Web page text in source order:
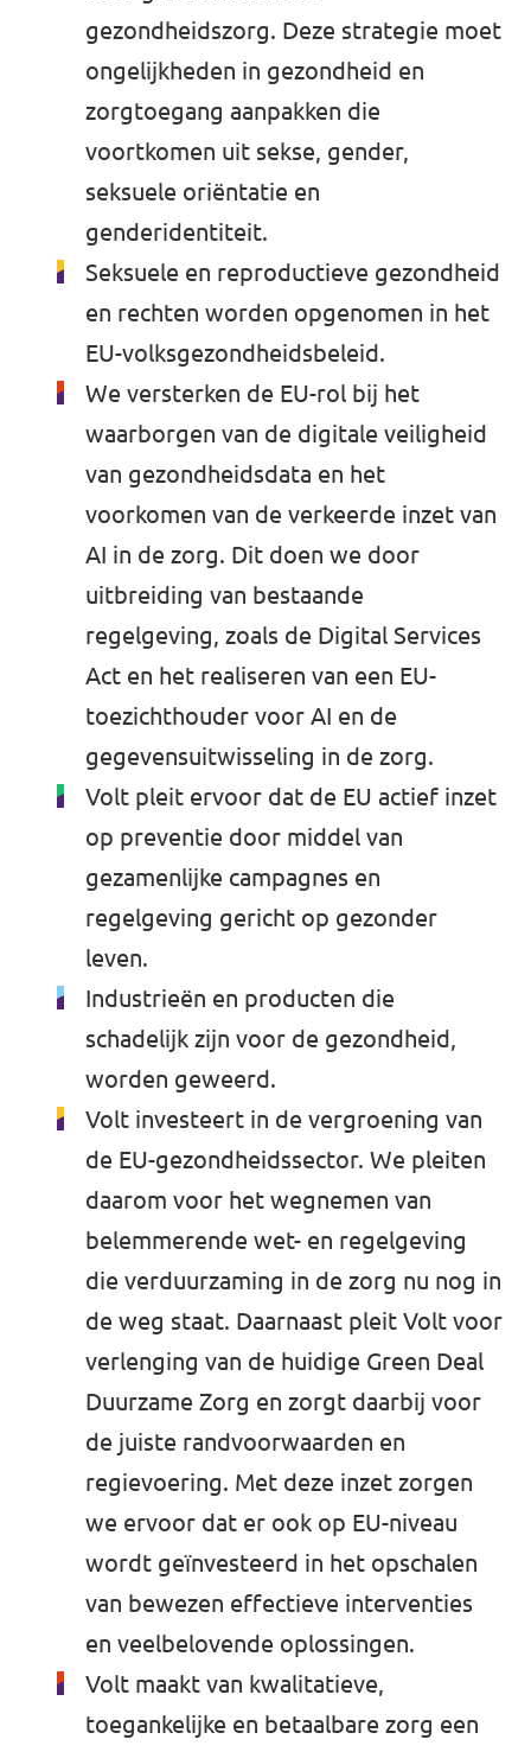
gezondheidszorg. Deze strategie moet
ongelijkheden in gezondheid en
zorgtoegang aanpakken die
voortkomen uit sekse, gender,
seksuele oriëntatie en
genderidentiteit.
Seksuele en reproductieve gezondheid
en rechten worden opgenomen in het
EU-volksgezondheidsbeleid.
We versterken de EU-rol bij het
waarborgen van de digitale veiligheid
van gezondheidsdata en het
voorkomen van de verkeerde inzet van
AI in de zorg. Dit doen we door
uitbreiding van bestaande
regelgeving, zoals de Digital Services
Act en het realiseren van een EU-
toezichthouder voor AI en de
gegevensuitwisseling in de zorg.
Volt pleit ervoor dat de EU actief inzet
op preventie door middel van
gezamenlijke campagnes en
regelgeving gericht op gezonder
leven.
Industrieën en producten die
schadelijk zijn voor de gezondheid,
worden geweerd.
Volt investeert in de vergroening van
de EU-gezondheidssector. We pleiten
daarom voor het wegnemen van
belemmerende wet- en regelgeving
die verduurzaming in de zorg nu nog in
de weg staat. Daarnaast pleit Volt voor
verlenging van de huidige Green Deal
Duurzame Zorg en zorgt daarbij voor
de juiste randvoorwaarden en
regievoering. Met deze inzet zorgen
we ervoor dat er ook op EU-niveau
wordt geïnvesteerd in het opschalen
van bewezen effectieve interventies
en veelbelovende oplossingen.
Volt maakt van kwalitatieve,
toegankelijke en betaalbare zorg een